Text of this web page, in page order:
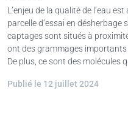
L’enjeu de la qualité de l’eau
parcelle d’essai en désherbage
captages sont situés à
ont des grammages importants
De plus, ce sont des molécules
Publié le 12 juillet 2024